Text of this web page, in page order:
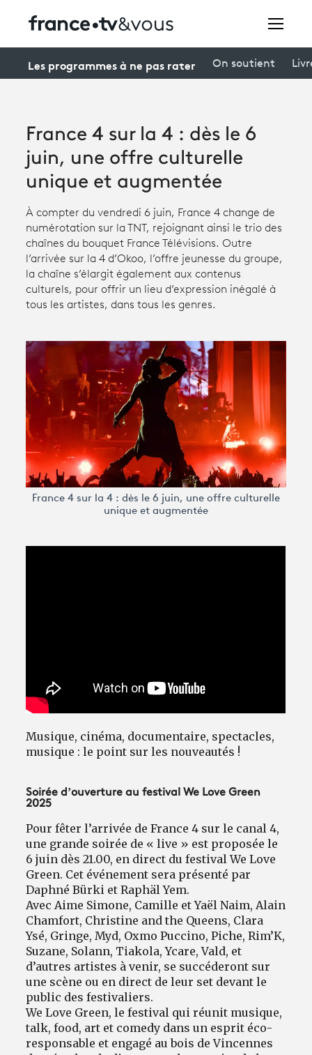
connexion
Avantages fidélité
Creators
À la une
Participer et assister à une émission
À votre écoute
Productions et innovation
Programme
Les programmes à ne pas rater On soutient
France 4 sur la 4 : dès le 6
juin, une offre culturelle
unique et augmentée
À compter du vendredi 6 juin, France 4 change de
numérotation sur la TNT, rejoignant ainsi le trio des
chaînes du bouquet France Télévisions. Outre
l’arrivée sur la 4 d’Okoo, l’offre jeunesse du groupe,
la chaîne s’élargit également aux contenus
culturels, pour offrir un lieu d’expression inégalé à
tous les artistes, dans tous les genres.
France 4 sur la 4 : dès le 6 juin, une offre culturelle
unique et augmentée
Musique, cinéma, documentaire, spectacles,
musique : le point sur les nouveautés !
Soirée d’ouverture au festival We Love Green
2025
Pour fêter l’arrivée de France 4 sur le canal 4,
une grande soirée de « live » est proposée le
6 juin dès 21.00, en direct du festival We Love
Green. Cet événement sera présenté par
Daphné Bürki et Raphäl Yem.
Avec Aime Simone, Camille et Yaël Naim, Alain
Chamfort, Christine and the Queens, Clara
Ysé, Gringe, Myd, Oxmo Puccino, Piche, Rim’K,
Suzane, Solann, Tiakola, Ycare, Vald, et
d’autres artistes à venir, se succéderont sur
une scène ou en direct de leur set devant le
public des festivaliers.
We Love Green, le festival qui réunit musique,
talk, food, art et comedy dans un esprit éco-
responsable et engagé au bois de Vincennes